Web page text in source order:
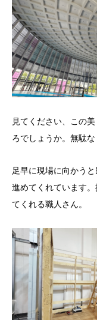
見てください、この
ろでしょうか。無駄
足早に現場に向かう
進めてくれています
てくれる職人さん。